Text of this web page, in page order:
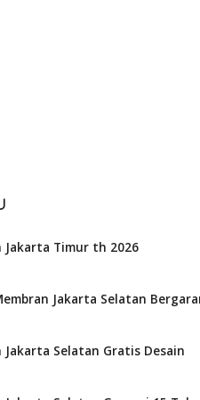
Jakarta Timur th 2026
Jakarta Selatan
Jakarta Selatan Gratis Desain